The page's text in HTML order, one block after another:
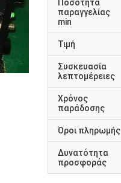
Ποσότητα
παραγγελίας
min
Τιμή
Συσκευασία
λεπτομέρειες
Χρόνος
παράδοσης
Όροι πληρωμής
Δυνατότητα
προσφοράς